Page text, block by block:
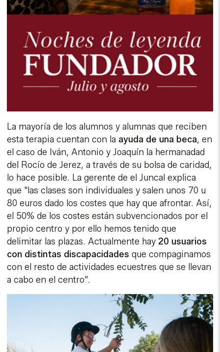
La mayoría de los alumnos y alumnas que reciben
esta terapia cuentan con la ayuda de una beca, en
el caso de Iván, Antonio y Joaquín la hermanadad
del Rocío de Jerez, a través de su bolsa de caridad,
lo hace posible. La gerente de el Juncal explica
que "las clases son individuales y salen unos 70 u
80 euros dado los costes que hay que afrontar. Así,
el 50% de los costes están subvencionados por el
propio centro y por ello hemos tenido que
delimitar las plazas. Actualmente hay 20 usuarios
con distintas discapacidades que compaginamos
con el resto de actividades ecuestres que se llevan
a cabo en el centro".